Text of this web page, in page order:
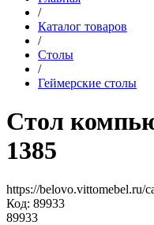
/
Каталог товаров
/
Столы
/
Геймерские столы
Стол
1385
https://belovo.vittomebel.ru/
Код: 89933
89933